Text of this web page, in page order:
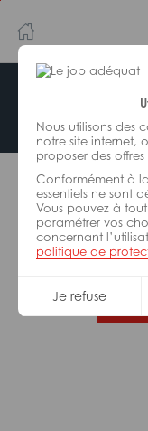
Nous utilisons des
notre site internet,
proposer des offres
Conformément à
essentiels ne sont
Vous pouvez à
paramétrer vos
concernant
politique de
Je refuse
au
contenu
principal
navigation
Offre
L’offre d’emploi
De